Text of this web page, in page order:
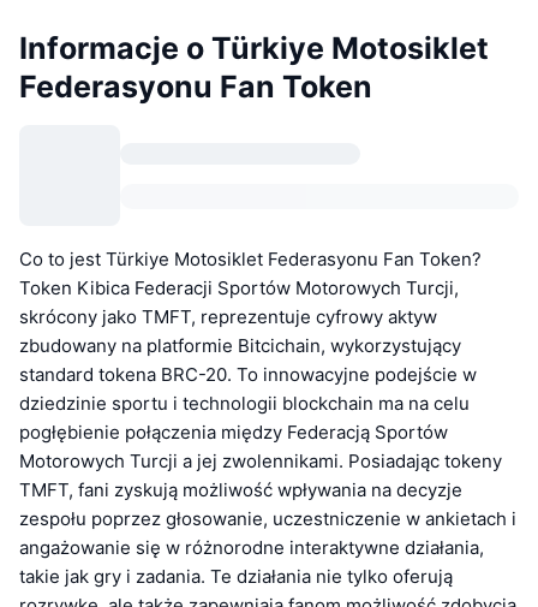
Informacje o Türkiye Motosiklet
Federasyonu Fan Token
Co to jest Türkiye Motosiklet Federasyonu Fan Token?
Token Kibica Federacji Sportów Motorowych Turcji,
skrócony jako TMFT, reprezentuje cyfrowy aktyw
zbudowany na platformie Bitcichain, wykorzystujący
standard tokena BRC-20. To innowacyjne podejście w
dziedzinie sportu i technologii blockchain ma na celu
pogłębienie połączenia między Federacją Sportów
Motorowych Turcji a jej zwolennikami. Posiadając tokeny
TMFT, fani zyskują możliwość wpływania na decyzje
zespołu poprzez głosowanie, uczestniczenie w ankietach i
angażowanie się w różnorodne interaktywne działania,
takie jak gry i zadania. Te działania nie tylko oferują